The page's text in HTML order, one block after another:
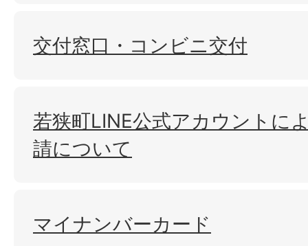
交付窓口・コンビニ交付
若狭町LINE公式アカウントに
請について
マイナンバーカード